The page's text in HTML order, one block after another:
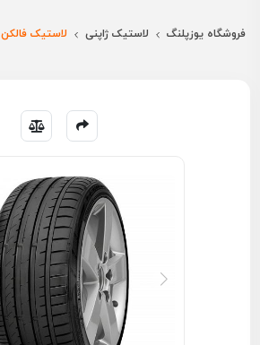
فروشگاه یوزپلنگ لاستیک ژاپنی لاستیک فالکن